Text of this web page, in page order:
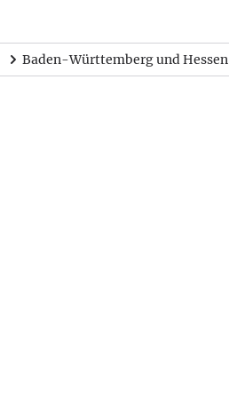
Baden-Württemberg und Hessen